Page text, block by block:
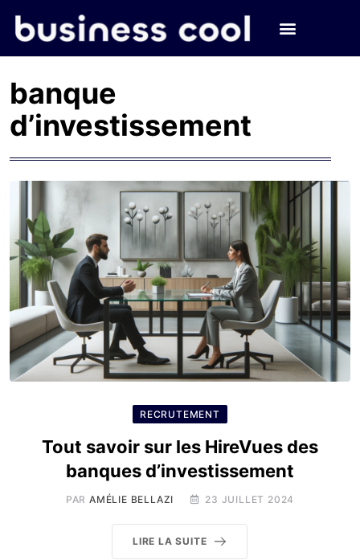
banque
d’investissement
RECRUTEMENT
Tout savoir sur les HireVues des
banques d’investissement
PAR AMÉLIE BELLAZI 23 JUILLET 2024
LIRE LA SUITE